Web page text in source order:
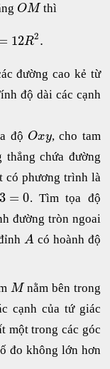
OMthì
12R2.
đường cao kẻ từ
độ dài các cạnh
độ Oxy, cho tam
thẳng chứa đường
có phương trình là
3 = 0. Tìm tọa độ
đường tròn ngoai
Acó hoành độ
M nằm bên trong
cạnh của tứ giác
một trong các góc
đo không lớn hơn